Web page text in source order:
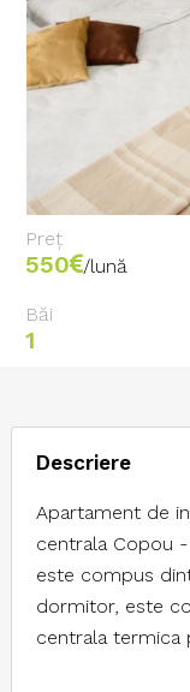
Preț
550 /lună
Băi
1
Descriere
Apartament de
centrala Copou
este compus
dormitor, este
centrala termica